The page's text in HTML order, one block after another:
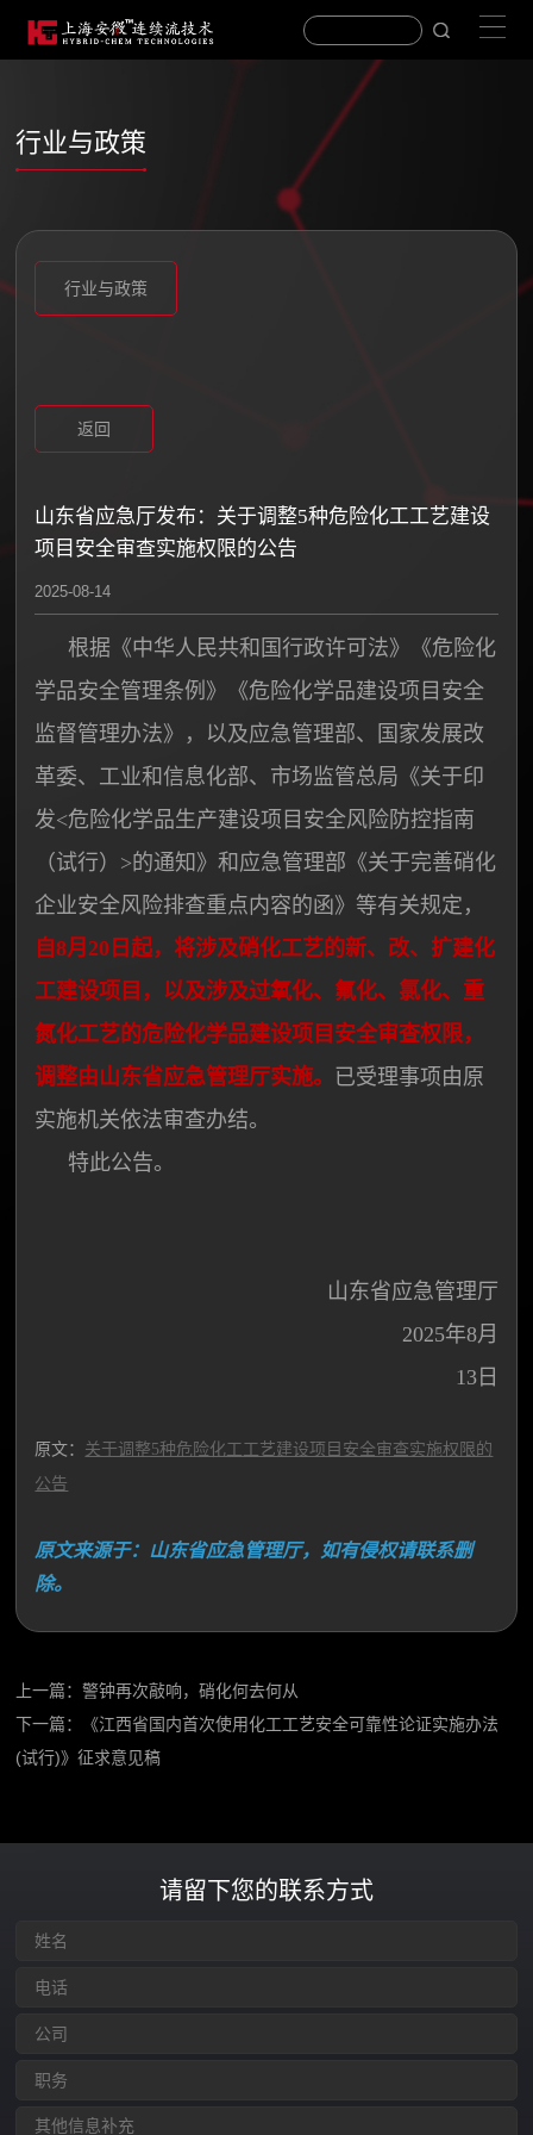
行业与政策
行业与政策
返回
山东省应急厅发布：关于调整5种危险化工工艺建设
项目安全审查实施权限的公告
2025-08-14
根据《中华人民共和国行政许可法》《危险化
学品安全管理条例》《危险化学品建设项目安全
监督管理办法》，以及应急管理部、国家发展改
革委、工业和信息化部、市场监管总局《关于印
发<危险化学品生产建设项目安全风险防控指南
（试行）>的通知》和应急管理部《关于完善硝化
企业安全风险排查重点内容的函》等有关规定，
自8月20日起，将涉及硝化工艺的新、改、扩建化
工建设项目，以及涉及过氧化、氟化、氯化、重
氮化工艺的危险化学品建设项目安全审查权限，
调整由山东省应急管理厅实施。 已受理事项由原
实施机关依法审查办结。
特此公告。
山东省应急管理厅
2025年8月
13日
原文： 关于调整5种危险化工工艺建设项目安全审查实施权限的
公告
原文来源于：山东省应急管理厅，如有侵权请联系删
除。
上一篇：警钟再次敲响，硝化何去何从
下一篇：
《江西省国内首次使用化工工艺安全可靠性论证实施办法
(试行)》征求意见稿
请留下您的联系方式